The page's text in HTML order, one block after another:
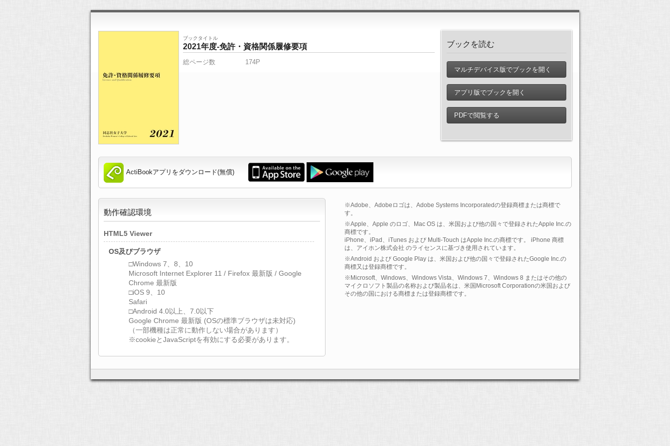
ブックタイトル
2021年度-免許・資格関係履修要項
総ページ数 174P
ブックを読む
マルチデバイス版でブックを開く
アプリ版でブックを開く
PDFで閲覧する
ActiBookアプリをダウンロード(無償)
動作確認環境
HTML5 Viewer
OS及びブラウザ
□Windows 7、8、10
Microsoft Internet Explorer 11 / Firefox 最新版 / Google
Chrome 最新版
□iOS 9、10
Safari
□Android 4.0以上、7.0以下
Google Chrome 最新版 (OSの標準ブラウザは未対応)
（一部機種は正常に動作しない場合があります）
※cookieとJavaScriptを有効にする必要があります。
アプリ推奨環境
※Adobe、Adobeロゴは、Adobe Systems Incorporatedの登録商標または商標で
す。
※Apple、Apple のロゴ、Mac OS は、米国および他の国々で登録されたApple Inc.の
商標です。
iPhone、iPad、iTunes および Multi-Touch はApple Inc.の商標です。 iPhone 商標
は、アイホン株式会社 のライセンスに基づき使用されています。
※Android および Google Play は、米国および他の国々で登録されたGoogle Inc.の
商標又は登録商標です。
※Microsoft、Windows、Windows Vista、Windows 7、Windows 8 またはその他の
マイクロソフト製品の名称および製品名は、米国Microsoft Corporationの米国および
その他の国における商標または登録商標です。